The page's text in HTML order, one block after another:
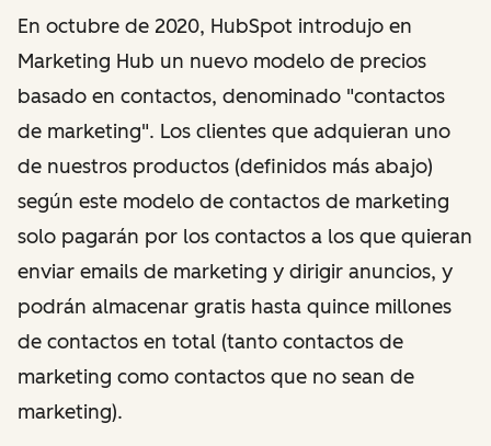
En octubre de 2020, HubSpot introdujo en
Marketing Hub un nuevo modelo de precios
basado en contactos, denominado "contactos
de marketing". Los clientes que adquieran uno
de nuestros productos (definidos más abajo)
según este modelo de contactos de marketing
solo pagarán por los contactos a los que quieran
enviar emails de marketing y dirigir anuncios, y
podrán almacenar gratis hasta quince millones
de contactos en total (tanto contactos de
marketing como contactos que no sean de
marketing).